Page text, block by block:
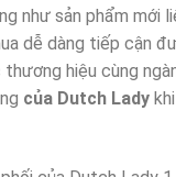
như sản phẩm mới
dễ dàng tiếp cận
hiệu cùng
của Dutch Lady